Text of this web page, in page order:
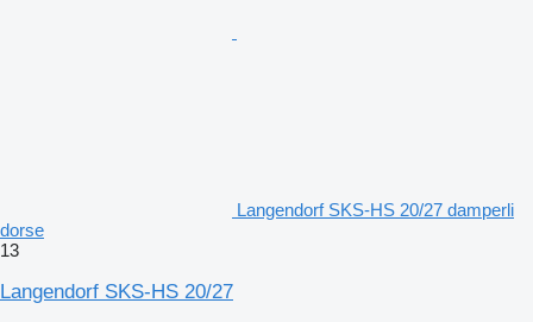
Langendorf SKS-HS 20/27 damperli
dorse
13
Langendorf SKS-HS 20/27